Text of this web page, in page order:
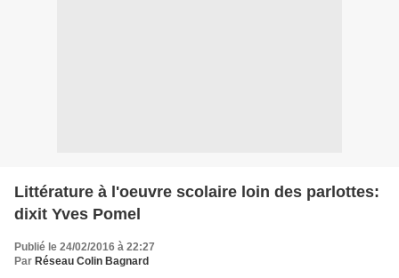
Littérature à l'oeuvre scolaire loin des parlottes:
dixit Yves Pomel
Publié le 24/02/2016 à 22:27
Par Réseau Colin Bagnard